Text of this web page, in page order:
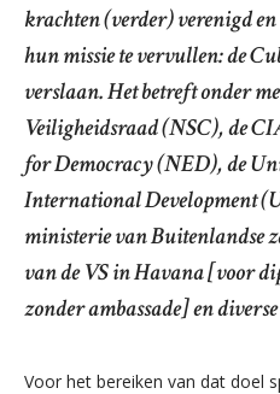
krachten (verder) verenigd
hun missie te vervullen: de
verslaan. Het betreft onder
Veiligheidsraad (NSC), de
for Democracy (NED), de
International Development
ministerie van Buitenlandse
van de VS in Havana [voor
zonder ambassade] en
Voor het bereiken van dat doel